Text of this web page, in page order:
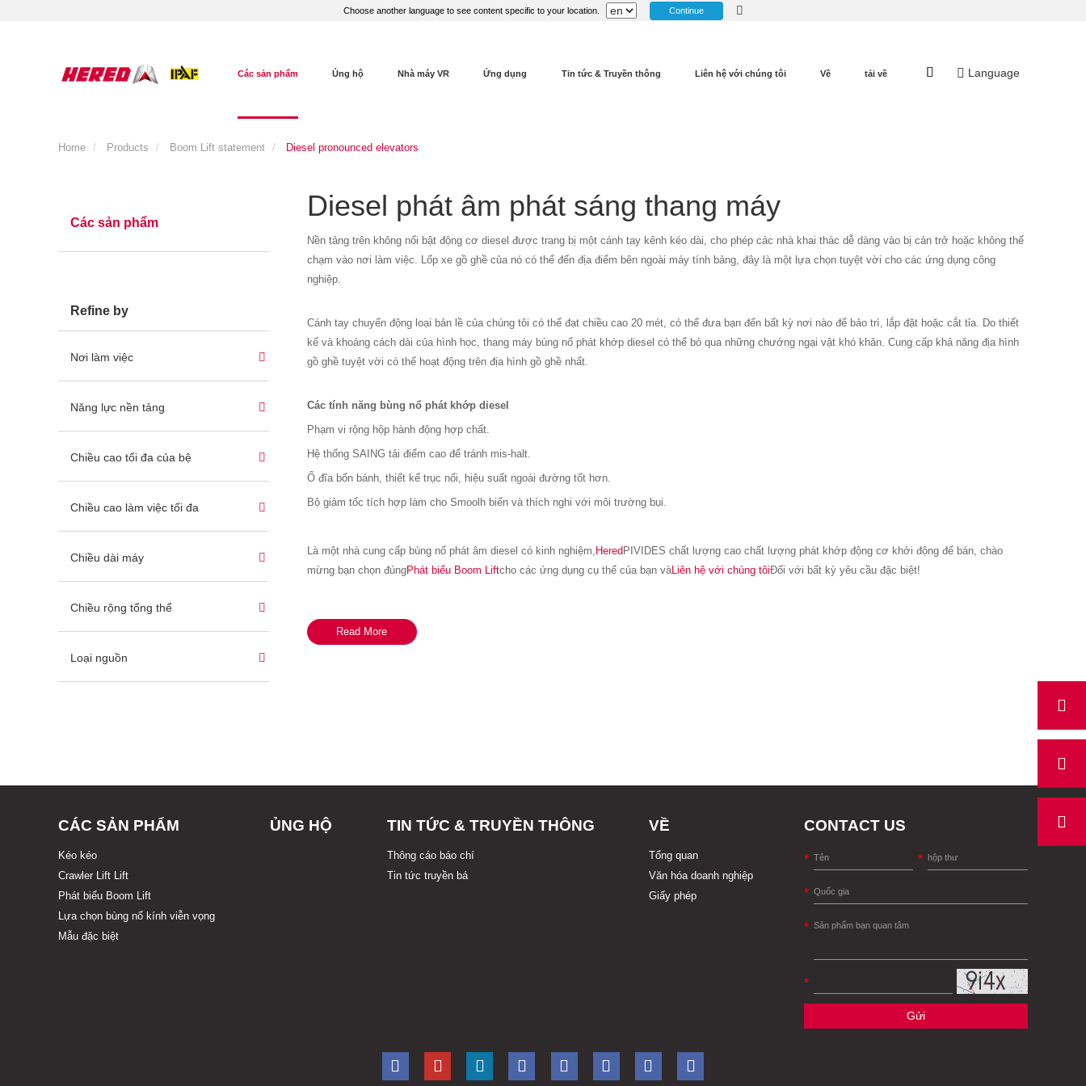
Choose another language to see content specific to your location. Continue
Các sản phẩm Ủng hộ Nhà máy VR Ứng dụng Tin tức & Truyền thông Liên hệ với chúng tôi Về tải về Language
Home Products Boom Lift statement Diesel pronounced elevators
Các sản phẩm
Refine by
Nơi làm việc
Năng lực nền tảng
Chiều cao tối đa của bệ
Chiều cao làm việc tối đa
Chiều dài máy
Chiều rộng tổng thể
Loại nguồn
Diesel phát âm phát sáng thang máy
Nền tảng trên không nổi bật động cơ diesel được trang bị một cánh tay kênh kéo dài, cho phép các nhà khai thác dễ dàng vào bị cản trở hoặc không thể
chạm vào nơi làm việc. Lốp xe gồ ghề của nó có thể đến địa điểm bên ngoài máy tính bảng, đây là một lựa chọn tuyệt vời cho các ứng dụng công
nghiệp.
Cánh tay chuyển động loại bản lề của chúng tôi có thể đạt chiều cao 20 mét, có thể đưa bạn đến bất kỳ nơi nào để bảo trì, lắp đặt hoặc cắt tỉa. Do thiết
kế và khoảng cách dài của hình học, thang máy bùng nổ phát khớp diesel có thể bỏ qua những chướng ngại vật khó khăn. Cung cấp khả năng địa hình
gồ ghề tuyệt vời có thể hoạt động trên địa hình gồ ghề nhất.
Các tính năng bùng nổ phát khớp diesel
Phạm vi rộng hộp hành động hợp chất.
Hệ thống SAING tải điểm cao để tránh mis-halt.
Ổ đĩa bốn bánh, thiết kế trục nổi, hiệu suất ngoài đường tốt hơn.
Bộ giảm tốc tích hợp làm cho Smoolh biến và thích nghi với môi trường bụi.
Là một nhà cung cấp bùng nổ phát âm diesel có kinh nghiệm, Hered PIVIDES chất lượng cao chất lượng phát khớp động cơ khởi động để bán, chào
mừng bạn chọn đúngPhát biểu Boom Liftcho các ứng dụng cụ thể của bạn vàLiên hệ với chúng tôiĐối với bất kỳ yêu cầu đặc biệt!
Read More
CÁC SẢN PHẨM
Kéo kéo
Crawler Lift Lift
Phát biểu Boom Lift
Lựa chọn bùng nổ kính viễn vọng
Mẫu đặc biệt
ỦNG HỘ TIN TỨC & TRUYỀN THÔNG
Thông cáo báo chí
Tin tức truyền bá
VỀ
Tổng quan
Văn hóa doanh nghiệp
Giấy phép
CONTACT US
Gửi